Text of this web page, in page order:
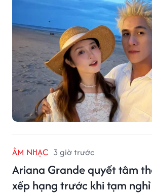
ÂM NHẠC 3 giờ trước
Ariana Grande quyết tâm
xếp hạng trước khi tạm